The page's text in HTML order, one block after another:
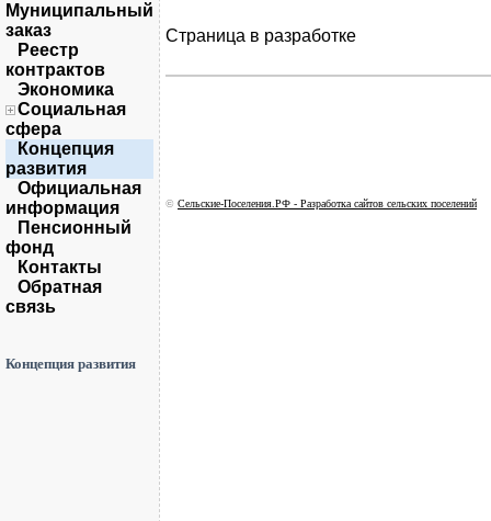
Муниципальный
заказ
Реестр
контрактов
Экономика
Социальная
сфера
Концепция
развития
Официальная
информация
Пенсионный
фонд
Контакты
Обратная
связь
Концепция развития
Страница в разработке
© Сельские-Поселения.РФ - Разработка сайтов сельских поселений